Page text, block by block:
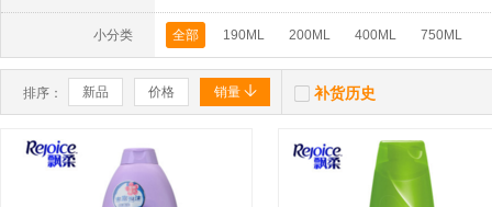
小分类 全部 190ML 200ML 400ML 750ML
排序： 新品 价格 销量   补货历史